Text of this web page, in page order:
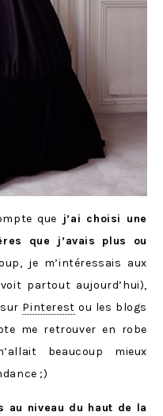
que j’ai choisi une
que j’avais plus ou
je m’intéressais aux
partout aujourd’hui),
Pinterest ou les blogs
me retrouver en robe
beaucoup mieux
;)
au niveau du haut de la